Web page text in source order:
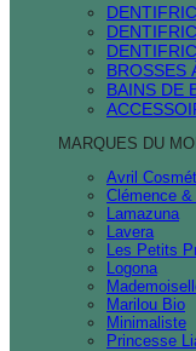
BROSSES
BAINS DE
MARQUES DU
Avril
Clémence
Lamazuna
Lavera
Les Petits
Logona
Marilou Bio
Minimaliste
Princesse